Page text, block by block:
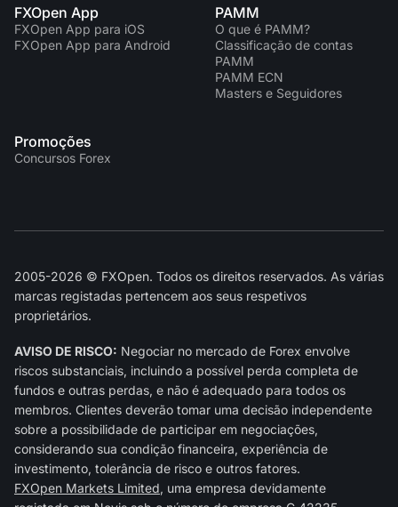
FXOpen App
FXOpen App para iOS
FXOpen App para Android
PAMM
O que é PAMM?
Classificação de contas
PAMM
PAMM ECN
Masters e Seguidores
Promoções
Concursos Forex
2005-2026 © FXOpen. Todos os direitos reservados. As várias
marcas registadas pertencem aos seus respetivos
proprietários.
AVISO DE RISCO: Negociar no mercado de Forex envolve
riscos substanciais, incluindo a possível perda completa de
fundos e outras perdas, e não é adequado para todos os
membros. Clientes deverão tomar uma decisão independente
sobre a possibilidade de participar em negociações,
considerando sua condição financeira, experiência de
investimento, tolerância de risco e outros fatores.
FXOpen Markets Limited, uma empresa devidamente